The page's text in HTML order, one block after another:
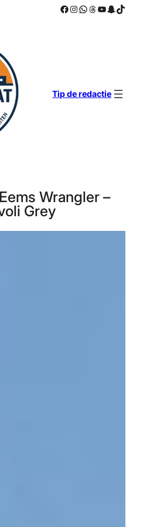
Facebook
Instagram
WhatsApp
Threads
YouTube
Snapchat
TikTok
Tip de redactie
Wrangler –
Grey